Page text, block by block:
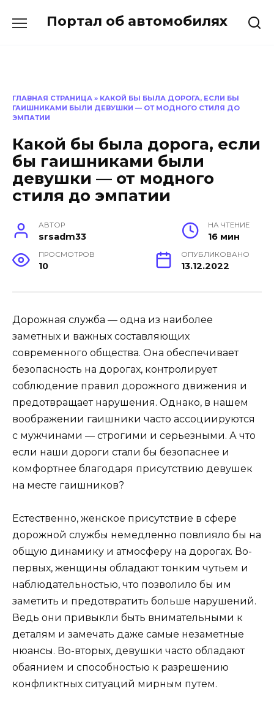
Портал об автомобилях
ГЛАВНАЯ СТРАНИЦА » КАКОЙ БЫ БЫЛА ДОРОГА, ЕСЛИ БЫ
ГАИШНИКАМИ БЫЛИ ДЕВУШКИ — ОТ МОДНОГО СТИЛЯ ДО
ЭМПАТИИ
Какой бы была дорога, если
бы гаишниками были
девушки — от модного
стиля до эмпатии
АВТОР
srsadm33
НА ЧТЕНИЕ
16 мин
ПРОСМОТРОВ
10
ОПУБЛИКОВАНО
13.12.2022
Дорожная служба — одна из наиболее
заметных и важных составляющих
современного общества. Она обеспечивает
безопасность на дорогах, контролирует
соблюдение правил дорожного движения и
предотвращает нарушения. Однако, в нашем
воображении гаишники часто ассоциируются
с мужчинами — строгими и серьезными. А что
если наши дороги стали бы безопаснее и
комфортнее благодаря присутствию девушек
на месте гаишников?
Естественно, женское присутствие в сфере
дорожной службы немедленно повлияло бы на
общую динамику и атмосферу на дорогах. Во-
первых, женщины обладают тонким чутьем и
наблюдательностью, что позволило бы им
заметить и предотвратить больше нарушений.
Ведь они привыкли быть внимательными к
деталям и замечать даже самые незаметные
нюансы. Во-вторых, девушки часто обладают
обаянием и способностью к разрешению
конфликтных ситуаций мирным путем.